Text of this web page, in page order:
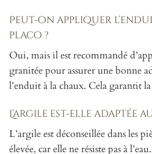
Peut-on appliquer
placo ?
Oui, mais il est recommandé
granitée pour assurer une bonne
l’enduit à la chaux. Cela garantit
L’argile est-elle adaptée
L’argile est déconseillée dans les
élevée, car elle ne résiste pas à